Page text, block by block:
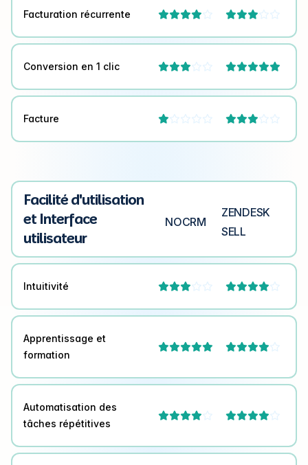
Facturation récurrente  
Conversion en 1 clic  
Facture  
Facilité d'utilisation
et Interface
utilisateur
NOCRM
ZENDESK
SELL
Intuitivité  
Apprentissage et
formation
 
Automatisation des
tâches répétitives
 